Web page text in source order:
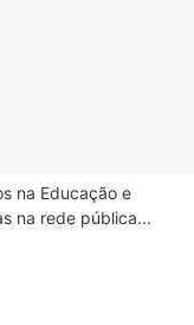
na Educação e
na rede pública...